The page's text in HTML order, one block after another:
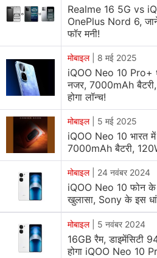
iQOO Neo 10 Pro, iQOO Neo
iQOO Neo 10 Proकी कीमत इसके
स्टोरेज वाले शुरुआती वेरिएंट लिए
37,000) है। फोन का टॉप वेरिएंट 16
साथ आता है जिसकी कीमत CNY
है।
वनिला मॉडल की बात करें तो शुरुआती
स्टोरेज के साथ आता है जिसकी कीमत
28,000) है। इसका टॉप वेरिएंट 16
आता है जिसकी कीमत CNY 3599
फोन Black Shadow, Rally
White शेड्स में पेश किए गए हैं और
iQOO Neo 10 Pro
Realme 16 5G vs
OnePlus Nord 6,
फॉर मनी!
मोबाइल| 8 मई 2025
iQOO Neo 10 Pro+
नजर, 7000mAh
होगा लॉन्च!
मोबाइल| 5 मई 2025
iQOO Neo 10 भारत
7000mAh बैटरी,
मोबाइल| 24 नवंबर 2024
iQOO Neo 10 फोन के
खुलासा, Sony के इस
मोबाइल| 5 नवंबर 2024
16GB रैम, डाइमेंसिटी
होगा iQOO Neo 10